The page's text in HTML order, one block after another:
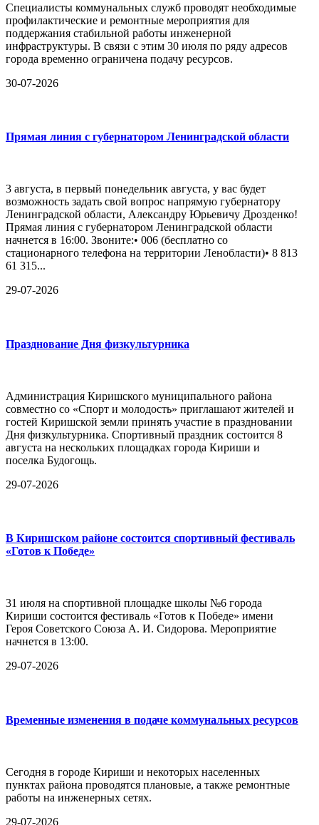
Специалисты коммунальных служб проводят необходимые
профилактические и ремонтные мероприятия для
поддержания стабильной работы инженерной
инфраструктуры. В связи с этим 30 июля по ряду адресов
города временно ограничена подачу ресурсов.
30-07-2026
Прямая линия с губернатором Ленинградской области
3 августа, в первый понедельник августа, у вас будет
возможность задать свой вопрос напрямую губернатору
Ленинградской области, Александру Юрьевичу Дрозденко!
Прямая линия с губернатором Ленинградской области
начнется в 16:00. Звоните:• 006 (бесплатно со
стационарного телефона на территории Ленобласти)• 8 813
61 315...
29-07-2026
Празднование Дня физкультурника
Администрация Киришского муниципального района
совместно со «Спорт и молодость» приглашают жителей и
гостей Киришской земли принять участие в праздновании
Дня физкультурника. Спортивный праздник состоится 8
августа на нескольких площадках города Кириши и
поселка Будогощь.
29-07-2026
В Киришском районе состоится спортивный фестиваль
«Готов к Победе»
31 июля на спортивной площадке школы №6 города
Кириши состоится фестиваль «Готов к Победе» имени
Героя Советского Союза А. И. Сидорова. Мероприятие
начнется в 13:00.
29-07-2026
Временные изменения в подаче коммунальных ресурсов
Сегодня в городе Кириши и некоторых населенных
пунктах района проводятся плановые, а также ремонтные
работы на инженерных сетях.
29-07-2026